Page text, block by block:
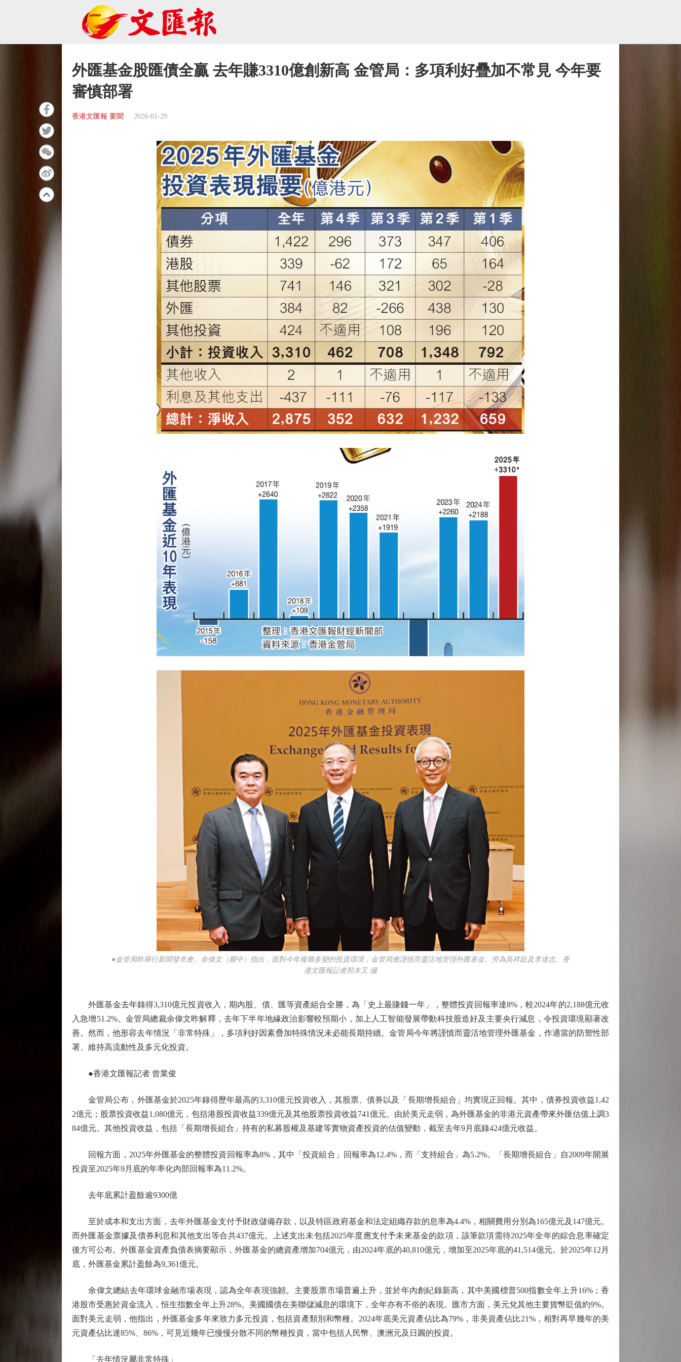
外匯基金股匯債全贏 去年賺3310億創新高 金管局：多項利好疊加不常見 今年要
審慎部署
香港文匯報 要聞 2026-01-29
●金管局昨舉行新聞發布會。余偉文（圖中）指出，面對今年複雜多變的投資環境，金管局會謹慎而靈活地管理外匯基金。旁為吳祥趾及李達志。香
港文匯報記者郭木又 攝
外匯基金去年錄得3,310億元投資收入，期內股、債、匯等資產組合全勝，為「史上最賺錢一年」，整體投資回報率達8%，較2024年的2,188億元收
入急增51.2%。金管局總裁余偉文昨解釋，去年下半年地緣政治影響較預期小，加上人工智能發展帶動科技股造好及主要央行減息，令投資環境顯著改
善。然而，他形容去年情況「非常特殊」，多項利好因素疊加特殊情況未必能長期持續。金管局今年將謹慎而靈活地管理外匯基金，作適當的防禦性部
署、維持高流動性及多元化投資。
●香港文匯報記者 曾業俊
金管局公布，外匯基金於2025年錄得歷年最高的3,310億元投資收入，其股票、債券以及「長期增長組合」均實現正回報。其中，債券投資收益1,42
2億元；股票投資收益1,080億元，包括港股投資收益339億元及其他股票投資收益741億元。由於美元走弱，為外匯基金的非港元資產帶來外匯估值上調3
84億元。其他投資收益，包括「長期增長組合」持有的私募股權及基建等實物資產投資的估值變動，截至去年9月底錄424億元收益。
回報方面，2025年外匯基金的整體投資回報率為8%，其中「投資組合」回報率為12.4%，而「支持組合」為5.2%。「長期增長組合」自2009年開展
投資至2025年9月底的年率化內部回報率為11.2%。
去年底累計盈餘逾9300億
至於成本和支出方面，去年外匯基金支付予財政儲備存款，以及特區政府基金和法定組織存款的息率為4.4%，相關費用分別為165億元及147億元。
而外匯基金票據及債券利息和其他支出等合共437億元。上述支出未包括2025年度應支付予未來基金的款項，該筆款項需待2025年全年的綜合息率確定
後方可公布。外匯基金資產負債表摘要顯示，外匯基金的總資產增加704億元，由2024年底的40,810億元，增加至2025年底的41,514億元。於2025年12月
底，外匯基金累計盈餘為9,361億元。
余偉文總結去年環球金融市場表現，認為全年表現強韌。主要股票市場普遍上升，並於年內創紀錄新高，其中美國標普500指數全年上升16%；香
港股市受惠於資金流入，恒生指數全年上升28%。美國國債在美聯儲減息的環境下，全年亦有不俗的表現。匯市方面，美元兌其他主要貨幣貶值約9%。
面對美元走弱，他指出，外匯基金多年來致力多元投資，包括資產類別和幣種。2024年底美元資產佔比為79%，非美資產佔比21%，相對再早幾年的美
元資產佔比達85%、86%，可見近幾年已慢慢分散不同的幣種投資，當中包括人民幣、澳洲元及日圓的投資。
「去年情況屬非常特殊」